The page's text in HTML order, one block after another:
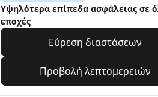
Υψηλότερα επίπεδα ασφάλειας σε
εποχές
Εύρεση διαστάσεων
Προβολή λεπτομερειών